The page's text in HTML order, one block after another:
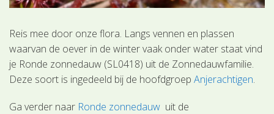
Reis mee door onze flora. Langs vennen en plassen
waarvan de oever in de winter vaak onder water staat vind
je Ronde zonnedauw (SL0418) uit de Zonnedauwfamilie.
Deze soort is ingedeeld bij de hoofdgroepAnjerachtigen.
Ga verder naar Ronde zonnedauw uit de